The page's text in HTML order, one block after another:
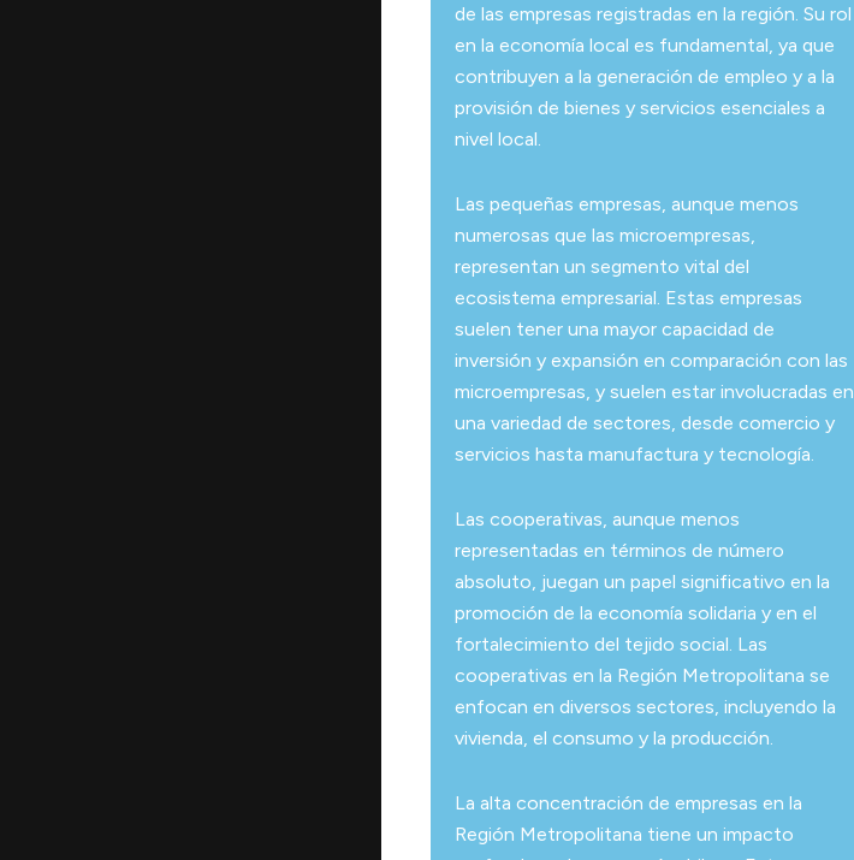
de las empresas registradas en la región. Su rol
en la economía local es fundamental, ya que
contribuyen a la generación de empleo y a la
provisión de bienes y servicios esenciales a
nivel local.
Las pequeñas empresas, aunque menos
numerosas que las microempresas,
representan un segmento vital del
ecosistema empresarial. Estas empresas
suelen tener una mayor capacidad de
inversión y expansión en comparación con las
microempresas, y suelen estar involucradas en
una variedad de sectores, desde comercio y
servicios hasta manufactura y tecnología.
Las cooperativas, aunque menos
representadas en términos de número
absoluto, juegan un papel significativo en la
promoción de la economía solidaria y en el
fortalecimiento del tejido social. Las
cooperativas en la Región Metropolitana se
enfocan en diversos sectores, incluyendo la
vivienda, el consumo y la producción.
La alta concentración de empresas en la
Región Metropolitana tiene un impacto